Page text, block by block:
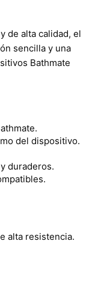
de alta calidad, el
sencilla y una
Bathmate
del dispositivo.
duraderos.
alta resistencia.